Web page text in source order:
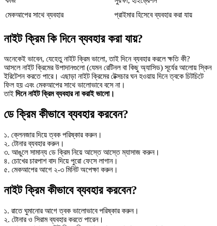
মেকআপের সাথে ব্যবহার
প্রাইমার হিসেবে ব্যবহার করা যায়
নাইট ক্রিম কি দিনে ব্যবহার করা যায়?
অনেকেই ভাবেন, যেহেতু নাইট ক্রিম ভালো, তাই দিনে ব্যবহার করলে ক্ষতি কী?
আসলে নাইট ক্রিমের উপাদানগুলো (যেমন রেটিনল বা কিছু অ্যাসিড) সূর্যের আলোয় স্কিন
ইরিটেশন করতে পারে। এছাড়া নাইট ক্রিমের টেক্সচার ঘন হওয়ায় দিনে ত্বকে চিটচিটে
ফিল হয় এবং মেকআপের সাথে ভালোভাবে বসে না।
তাই দিনে নাইট ক্রিম ব্যবহার না করাই ভালো।
ডে ক্রিম কীভাবে ব্যবহার করবেন?
১. ক্লেনজার দিয়ে ত্বক পরিষ্কার করুন।
২. টোনার ব্যবহার করুন।
৩. আঙুলে সামান্য ডে ক্রিম নিয়ে আস্তে আস্তে ম্যাসাজ করুন।
৪. চোখের চারপাশ বাদ দিয়ে পুরো ফেসে লাগান।
৫. মেকআপের আগে ২-৩ মিনিট অপেক্ষা করুন।
নাইট ক্রিম কীভাবে ব্যবহার করবেন?
১. রাতে ঘুমানোর আগে ত্বক ভালোভাবে পরিষ্কার করুন।
২. টোনার ও সিরাম ব্যবহার করতে পারেন।